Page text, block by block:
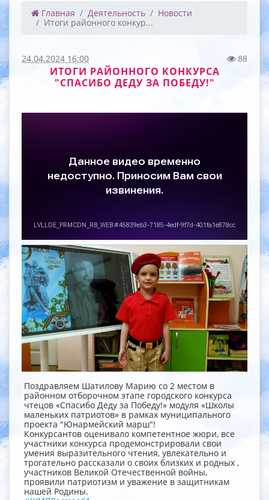
Главная Деятельность
Новости
Итоги районного конкур...
24.04.2024 16:00 88
ИТОГИ РАЙОННОГО КОНКУРСА
"СПАСИБО ДЕДУ ЗА ПОБЕДУ!"
Поздравляем Шатилову Марию со 2 местом в
районном отборочном этапе городского конкурса
чтецов «Спасибо Деду за Победу!» модуля «Школы
маленьких патриотов» в рамках муниципального
проекта "Юнармейский марш"!
Конкурсантов оценивало компетентное жюри, все
участники конкурса продемонстрировали свои
умения выразительного чтения, увлекательно и
трогательно рассказали о своих близких и родных ,
участников Великой Отечественной войны,
проявили патриотизм и уважение в защитникам
нашей Родины.